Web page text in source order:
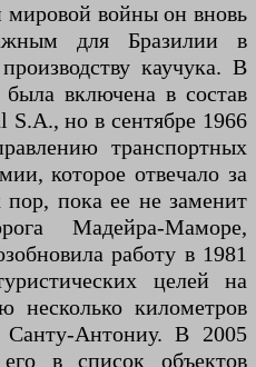
войны он вновь
для Бразилии в
каучука. В
включена в состав
но в сентябре 1966
транспортных
которое отвечало за
пока ее не заменит
Мадейра-Маморе,
работу в 1981
целей на
несколько километров
Антониу. В 2005
в список объектов